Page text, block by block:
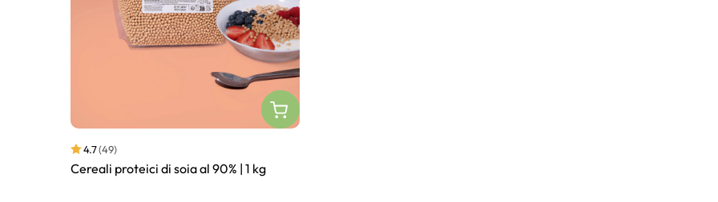
4.7(49)
Cereali proteici di soia al 90% | 1 kg